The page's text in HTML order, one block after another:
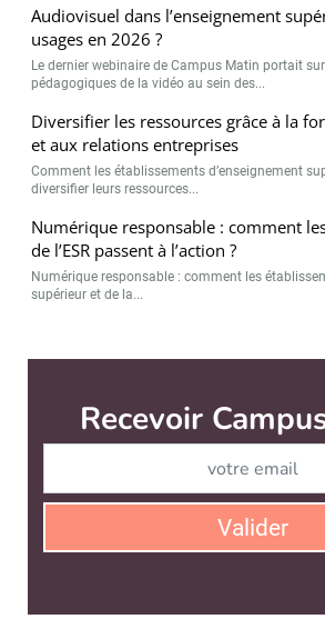
Audiovisuel dans l’enseignement
usages en 2026 ?
Le dernier webinaire de Campus Matin portait
pédagogiques de la vidéo au sein des...
Diversifier les ressources grâce à la
et aux relations entreprises
Comment les établissements d’enseignement
diversifier leurs ressources...
Numérique responsable : comment
de l’ESR passent à l’action ?
Numérique responsable : comment les
supérieur et de la...
Virtual desktop infrastructure (VDI) :
pour les étudiants et les équipes
Comment offrir aux étudiants et au personnel un
travail numérique complet...
Que devient le métier d’enseignant ?
Dans le cadre du Printemps de la recherche en
Doctorat et parentalité : « Ce n’est